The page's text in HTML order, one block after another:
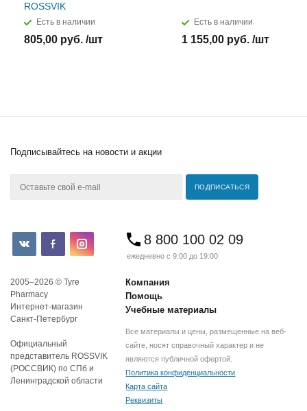
ROSSVIK
Есть в наличии
805,00 руб. /шт
Есть в наличии
1 155,00 руб. /шт
Подписывайтесь на новости и акции
8 800 100 02 09
ежедневно с 9:00 до 19:00
2005–2026 © Tyre
Pharmacy
Интернет-магазин
Санкт-Петербург
Официальный
представитель ROSSVIK
(РОССВИК) по СПб и
Ленинградской области
Компания
Помощь
Учебные материалы
Все материалы и цены, размещенные на веб-
сайте, носят справочный характер и не
являются публичной офертой.
Политика конфиденциальности
Карта сайта
Реквизиты